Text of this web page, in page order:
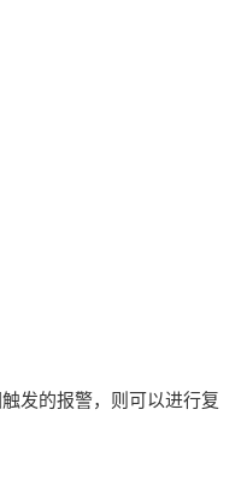
发的报警，则可以进行复